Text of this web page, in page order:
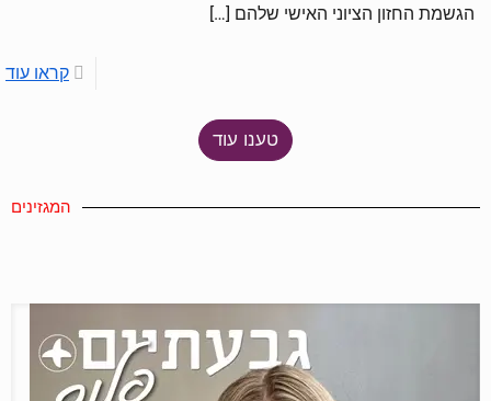
הגשמת החזון הציוני האישי שלהם […]
קראו עוד
טענו עוד
המגזינים